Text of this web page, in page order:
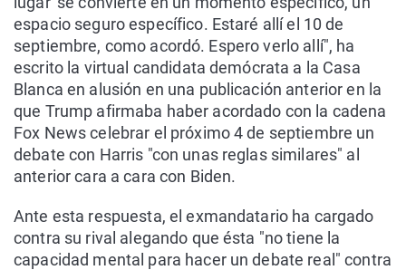
espacio seguro específico. Estaré allí el 10 de
septiembre, como acordó. Espero verlo allí", ha
escrito la virtual candidata demócrata a la Casa
Blanca en alusión en una publicación anterior en la
que Trump afirmaba haber acordado con la cadena
Fox News celebrar el próximo 4 de septiembre un
debate con Harris "con unas reglas similares" al
anterior cara a cara con Biden.
Ante esta respuesta, el exmandatario ha cargado
contra su rival alegando que ésta "no tiene la
capacidad mental para hacer un debate real" contra